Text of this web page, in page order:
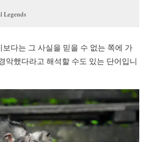
Legends
보다는 그 사실을 믿을 수 없는 쪽에 가
악했다라고 해석할 수도 있는 단어입니